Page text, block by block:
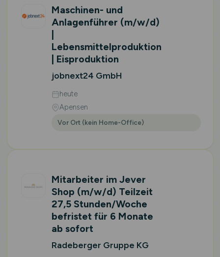
Maschinen- und
Anlagenführer (m/w/d)
Lebensmittelproduktion
| Eisproduktion
jobnext24 GmbH
heute
Apensen
Vor Ort (kein Home-Office)
Mitarbeiter im Jever
Shop (m/w/d) Teilzeit
27,5 Stunden/Woche
befristet für 6 Monate
ab sofort
Radeberger Gruppe KG